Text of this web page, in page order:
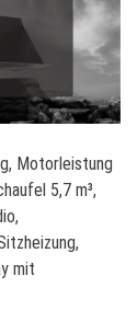
Motorleistung
5,7 m³,
mit